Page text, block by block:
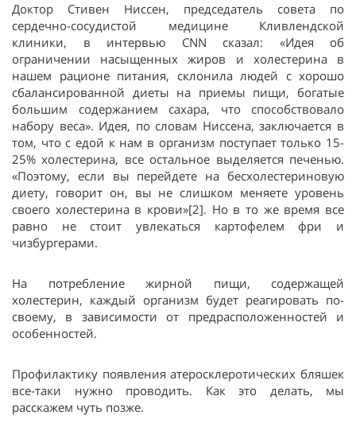
Доктор Стивен Ниссен, председатель совета по
сердечно-сосудистой медицине Кливлендской
клиники, в интервью CNN сказал: «Идея об
ограничении насыщенных жиров и холестерина в
нашем рационе питания, склонила людей с хорошо
сбалансированной диеты на приемы пищи, богатые
большим содержанием сахара, что способствовало
набору веса». Идея, по словам Ниссена, заключается в
том, что с едой к нам в организм поступает только 15-
25% холестерина, все остальное выделяется печенью.
«Поэтому, если вы перейдете на бесхолестериновую
диету, говорит он, вы не слишком меняете уровень
своего холестерина в крови»[2]. Но в то же время все
равно не стоит увлекаться картофелем фри и
чизбургерами.
На потребление жирной пищи, содержащей
холестерин, каждый организм будет реагировать по-
своему, в зависимости от предрасположенностей и
особенностей.
Профилактику появления атеросклеротических бляшек
все-таки нужно проводить. Как это делать, мы
расскажем чуть позже.